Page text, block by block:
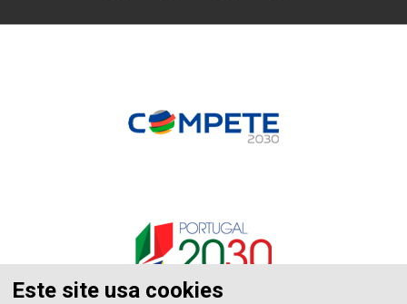
Este site usa cookies